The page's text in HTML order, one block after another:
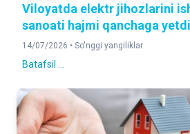
Viloyatda elektr jihozlarini
sanoati hajmi qanchaga
14/07/2026 • So'nggi yangiliklar
Batafsil ...